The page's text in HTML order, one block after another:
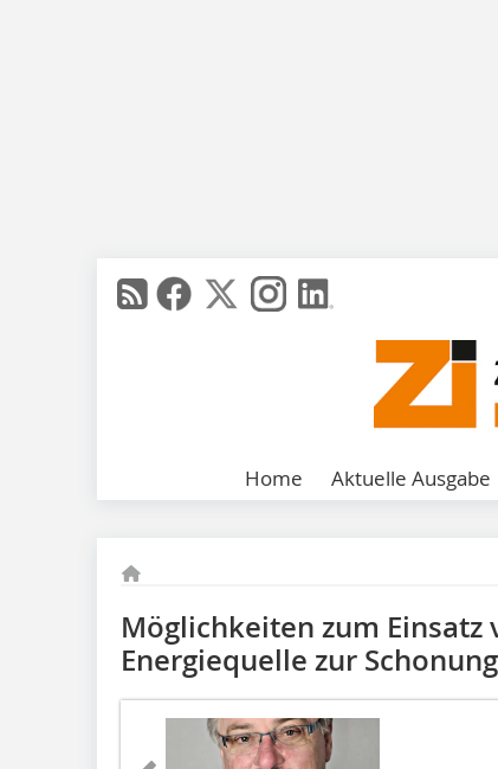
Home Aktuelle Ausgabe
Möglichkeiten zum Einsatz
Energiequelle zur